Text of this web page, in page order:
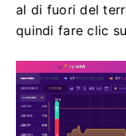
al di fuori del
quindi fare clic